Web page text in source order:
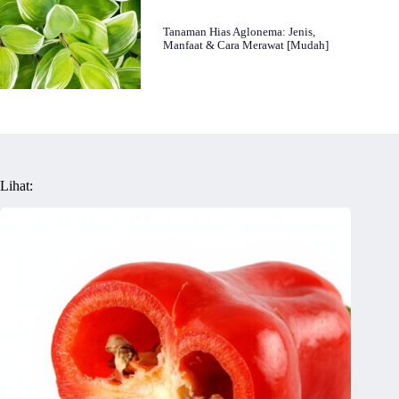
Tanaman Hias Aglonema: Jenis,
Manfaat & Cara Merawat [Mudah]
Lihat: